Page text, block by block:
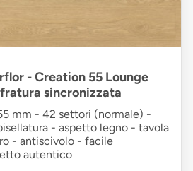
- Creation 55 Lounge
sincronizzata
mm - 42 settori (normale) -
- aspetto legno - tavola
- antiscivolo - facile
autentico